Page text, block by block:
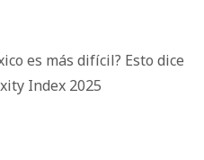
es más difícil? Esto dice
Index 2025